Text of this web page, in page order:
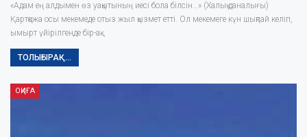
«Адам ең алдымен өз уақытының иесі бола білсін…» (Халық даналығы)
Қартқожа осы мекемеде отыз жыл қызмет етті. Ол мекемеге күн шықпай келіп,
ымырт үйірілгенде бір-ақ…
ТОЛЫҒЫРАҚ...
ОҚИҒА